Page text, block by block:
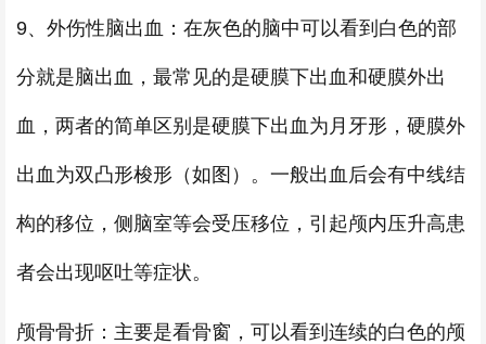
9、外伤性脑出血：在灰色的脑中可以看到白色的部
分就是脑出血，最常见的是硬膜下出血和硬膜外出
血，两者的简单区别是硬膜下出血为月牙形，硬膜外
出血为双凸形梭形（如图）。一般出血后会有中线结
构的移位，侧脑室等会受压移位，引起颅内压升高患
者会出现呕吐等症状。
颅骨骨折：主要是看骨窗，可以看到连续的白色的颅